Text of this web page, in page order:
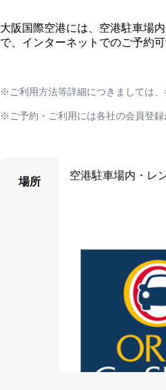
大阪国際空港には、空港駐車場
で、インターネットでのご予約
※ご利用方法等詳細につきましては、
※ご予約・ご利用には各社の会員登録
場所
空港駐車場内・レ